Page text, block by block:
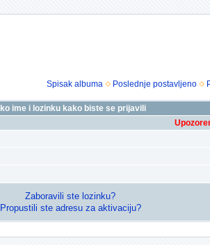
Spisak albuma Poslednje postavljeno
ime i lozinku kako biste se prijavili
Zaboravili ste lozinku?
Propustili ste adresu za aktivaciju?